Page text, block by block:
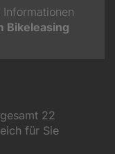
Informationen
Bikeleasing
22
für Sie